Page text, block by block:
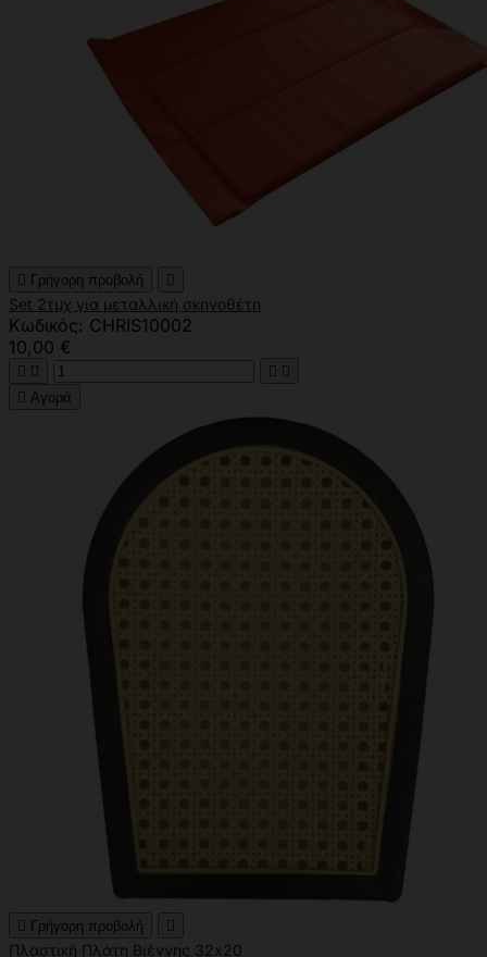
 Γρήγορη προβολή 
Set 2τμχ για μεταλλική σκηνοθέτη
Κωδικός: CHRIS10002
10,00 €
   
 Αγορά
 Γρήγορη προβολή 
Πλαστική Πλάτη Βιέννης 32x20